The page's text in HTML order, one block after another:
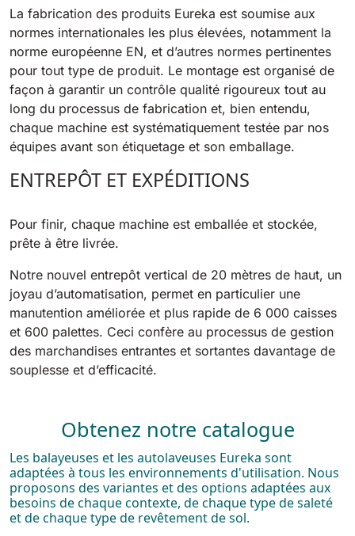
La fabrication des produits Eureka est soumise aux
normes internationales les plus élevées, notamment la
norme européenne EN, et d’autres normes pertinentes
pour tout type de produit. Le montage est organisé de
façon à garantir un contrôle qualité rigoureux tout au
long du processus de fabrication et, bien entendu,
chaque machine est systématiquement testée par nos
équipes avant son étiquetage et son emballage.
ENTREPÔT ET EXPÉDITIONS
Pour finir, chaque machine est emballée et stockée,
prête à être livrée.
Notre nouvel entrepôt vertical de 20 mètres de haut, un
joyau d’automatisation, permet en particulier une
manutention améliorée et plus rapide de 6 000 caisses
et 600 palettes. Ceci confère au processus de gestion
des marchandises entrantes et sortantes davantage de
souplesse et d’efficacité.
Obtenez notre catalogue
Les balayeuses et les autolaveuses Eureka sont
adaptées à tous les environnements d'utilisation. Nous
proposons des variantes et des options adaptées aux
besoins de chaque contexte, de chaque type de saleté
et de chaque type de revêtement de sol.